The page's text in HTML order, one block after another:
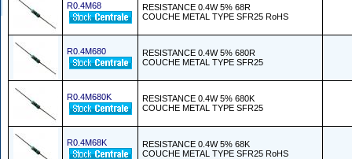
R0.4M68
RESISTANCE 0.4W 5% 68R
COUCHE METAL TYPE SFR25 RoHS
R0.4M680
RESISTANCE 0.4W 5% 680R
COUCHE METAL TYPE SFR25
R0.4M680K
RESISTANCE 0.4W 5% 680K
COUCHE METAL TYPE SFR25
R0.4M68K
RESISTANCE 0.4W 5% 68K
COUCHE METAL TYPE SFR25 RoHS